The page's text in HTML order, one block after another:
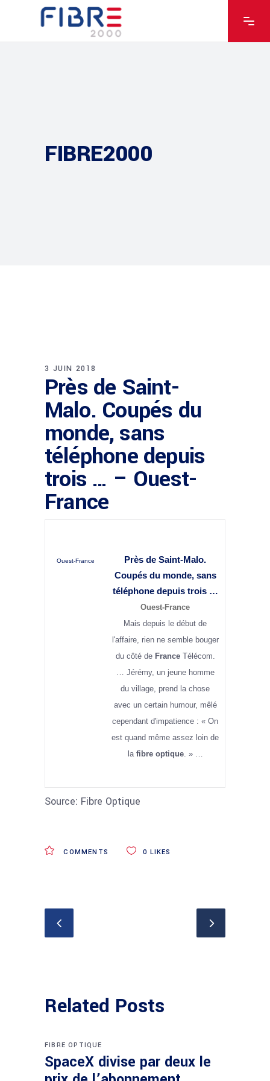
FIBRE2000
3 JUIN 2018
Près de Saint-
Malo. Coupés du
monde, sans
téléphone depuis
trois … – Ouest-
France
Ouest-France
Près de Saint-Malo.
Coupés du monde, sans
téléphone depuis trois …
Ouest-France
Mais depuis le début de
l'affaire, rien ne semble bouger
du côté de FranceTélécom.
… Jérémy, un jeune homme
du village, prend la chose
avec un certain humour, mêlé
cependant d'impatience : « On
est quand même assez loin de
la fibre optique. » …
Source: Fibre Optique
COMMENTS 0 LIKES
Related Posts
FIBRE OPTIQUE
SpaceX divise par deux le